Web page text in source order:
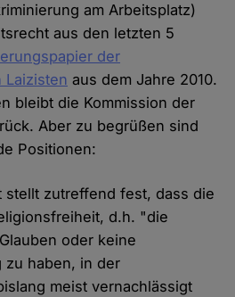
am Arbeitsplatz)
aus den letzten 5
der
Laizisten aus dem Jahre 2010.
bleibt die Kommission der
Aber zu begrüßen sind
Positionen:
stellt zutreffend fest, dass die
d.h. "die
oder keine
zu haben, in der
meist vernachlässigt